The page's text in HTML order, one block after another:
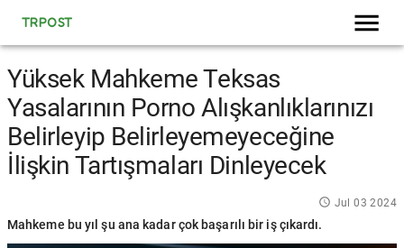
TRPOST
Yüksek Mahkeme Teksas
Yasalarının Porno Alışkanlıklarınızı
Belirleyip Belirleyemeyeceğine
İlişkin Tartışmaları Dinleyecek
Jul 03 2024
Mahkeme bu yıl şu ana kadar çok başarılı bir iş çıkardı.